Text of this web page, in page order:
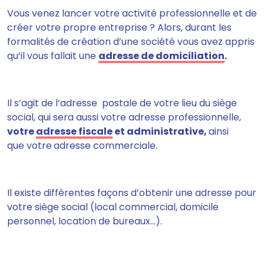
Vous venez lancer votre activité professionnelle et de
créer votre propre entreprise ? Alors, durant les
formalités de création d’une société vous avez appris
qu’il vous fallait une adresse de domiciliation.
Il s’agit de l’adresse postale de votre lieu du siège
social, qui sera aussi votre adresse professionnelle,
votreadresse fiscaleet administrative,ainsi
que votreadresse commerciale.
Il existe différentes façons d’obtenir une adresse pour
votre siège social (local commercial, domicile
personnel, location de bureaux…).